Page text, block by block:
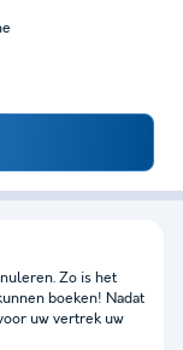
Zo is het
boeken! Nadat
uw vertrek uw